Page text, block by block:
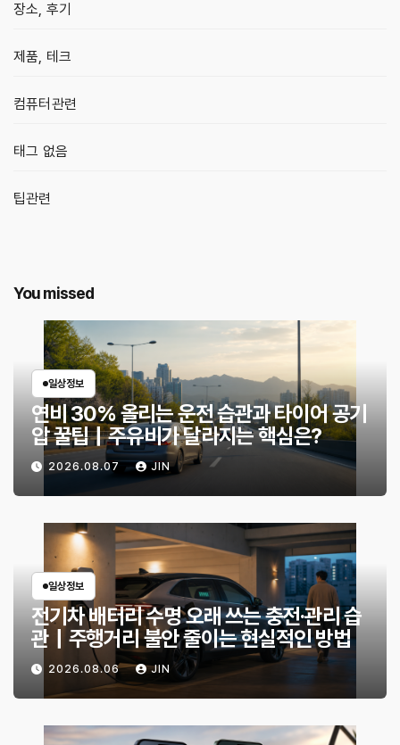
장소, 후기
제품, 테크
컴퓨터관련
태그 없음
팁관련
You missed
일상정보
연비 30% 올리는 운전 습관과 타이어 공기
압 꿀팁｜주유비가 달라지는 핵심은?
2026.08.07 JIN
일상정보
전기차 배터리 수명 오래 쓰는 충전·관리 습
관｜주행거리 불안 줄이는 현실적인 방법
2026.08.06 JIN